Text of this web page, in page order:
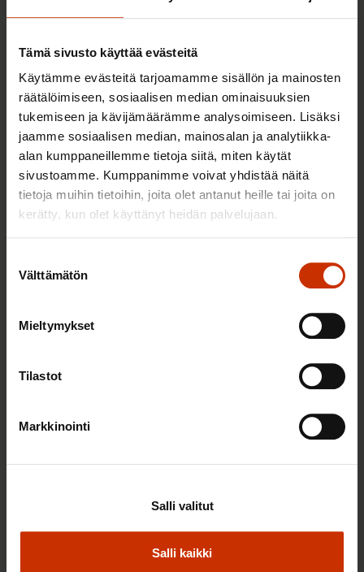
Tämä sivusto käyttää evästeitä
Käytämme evästeitä tarjoamamme sisällön ja mainosten
räätälöimiseen, sosiaalisen median ominaisuuksien
tukemiseen ja kävijämäärämme analysoimiseen. Lisäksi
jaamme sosiaalisen median, mainosalan ja analytiikka-
alan kumppaneillemme tietoja siitä, miten käytät
sivustoamme. Kumppanimme voivat yhdistää näitä
tietoja muihin tietoihin, joita olet antanut heille tai joita on
kerätty, kun olet käyttänyt heidän palvelujaan.
valinta
Välttämätön
Mieltymykset
Tilastot
Markkinointi
Salli kaikki
Salli valitut
Sinua saattaa myös kiinnostaa
TERVE JA HYVÄ TYÖELÄMÄ
hyvinvoiva työelämä on yhteinen asia